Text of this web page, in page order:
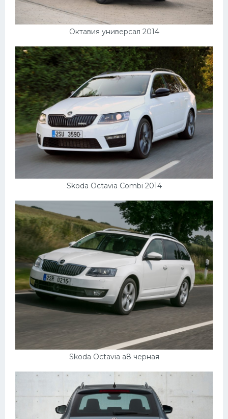
Октавия универсал 2014
Skoda Octavia Combi 2014
Skoda Octavia a8 черная